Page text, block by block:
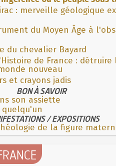
: merveille géologique
du Moyen Âge à
du chevalier Bayard
de France : détruire
nouveau
et crayons jadis
BON À SAVOIR
son assiette
/ EXPOSITIONS
de la figure